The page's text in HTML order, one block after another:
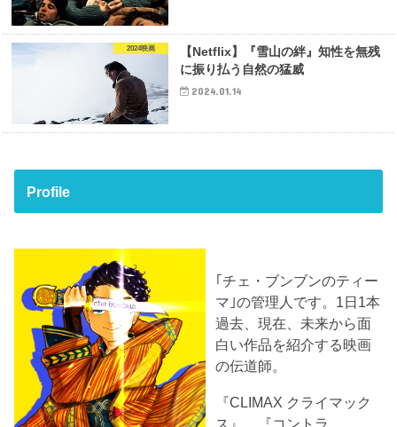
2024映画
【Netflix】『雪山の絆』知性を無残
に振り払う自然の猛威
2024.01.14
Profile
｢チェ・ブンブンのティー
マ｣の管理人です。1日1本
過去、現在、未来から面
白い作品を紹介する映画
の伝道師。
『CLIMAX クライマック
ス』、『コントラ